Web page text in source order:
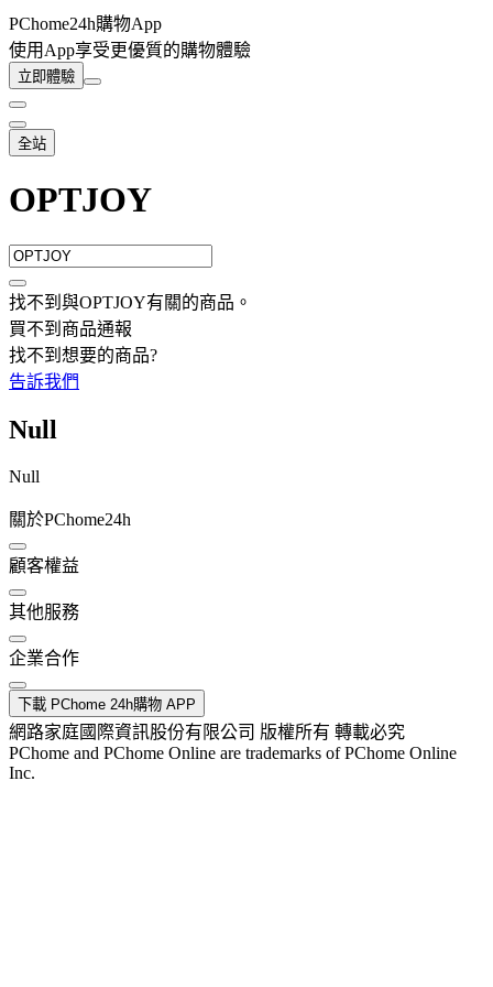
PChome24h購物App
使用App享受更優質的購物體驗
立即體驗
全站
OPTJOY
找不到與OPTJOY有關的商品 。
買不到商品通報
找不到想要的商品?
告訴我們
Null
Null
關於PChome24h
顧客權益
其他服務
企業合作
下載 PChome 24h購物 APP
網路家庭國際資訊股份有限公司 版權所有 轉載必究
PChome and PChome Online are trademarks of PChome Online
Inc.